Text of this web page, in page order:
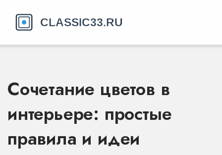
Сочетание цветов в
интерьере: простые
правила и идеи